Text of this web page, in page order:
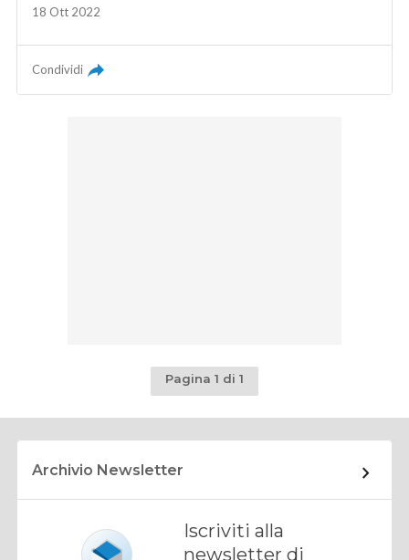
18 Ott 2022
Condividi
Pagina 1 di 1
Archivio Newsletter
Iscriviti alla
newsletter di